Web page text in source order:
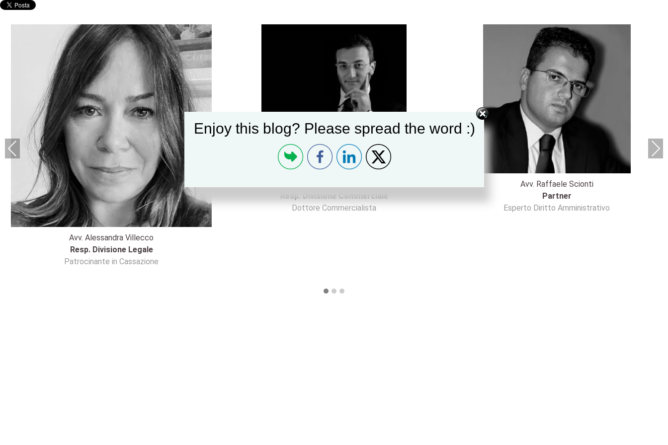
Avv. Alessandra Villecco
Resp. Divisione Legale
Patrocinante in Cassazione
Resp. Divisione Commerciale
Dottore Commercialista
Avv. Raffaele Scionti
Partner
Esperto Diritto Amministrativo
Previous Next
Enjoy this blog? Please spread the word :)